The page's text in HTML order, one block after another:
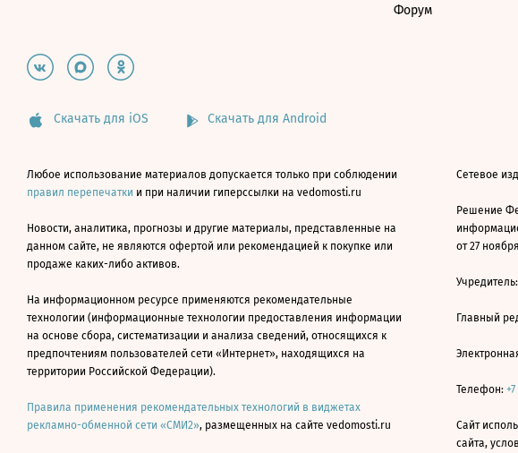
Форум
Скачать для iOS Скачать для Android
Любое использование материалов допускается только при соблюдении
правил перепечатки и при наличии гиперссылки на vedomosti.ru
Новости, аналитика, прогнозы и другие материалы, представленные на
данном сайте, не являются офертой или рекомендацией к покупке или
продаже каких-либо активов.
На информационном ресурсе применяются рекомендательные
технологии (информационные технологии предоставления информации
на основе сбора, систематизации и анализа сведений, относящихся к
предпочтениям пользователей сети «Интернет», находящихся на
территории Российской Федерации).
Правила применения рекомендательных технологий в виджетах
рекламно-обменной сети «СМИ2», размещенных на сайте vedomosti.ru
Сетевое
Решение
от 27
Главный
Телефон:
Сайт
сайта,